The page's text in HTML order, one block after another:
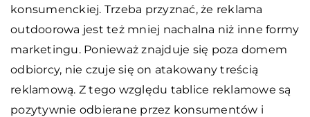
konsumenckiej. Trzeba przyznać, że reklama
outdoorowa jest też mniej nachalna niż inne formy
marketingu. Ponieważ znajduje się poza domem
odbiorcy, nie czuje się on atakowany treścią
reklamową. Z tego względu tablice reklamowe są
pozytywnie odbierane przez konsumentów i